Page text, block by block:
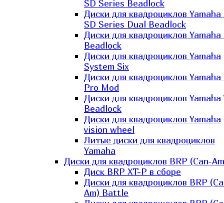
SD Series Beadlock
Диски для квадроциклов
SD Series Dual Beadlock
Диски для квадроциклов Yamaha
Beadlock
Диски для квадроциклов Yamaha
System Six
Диски для квадроциклов Yamaha
Pro Mod
Диски для квадроциклов Yamaha
Beadlock
Диски для квадроциклов Yamaha
vision wheel
Литые диски для квадроциклов
Yamaha
Диски для квадроциклов BRP (Can-
Диск BRP XT-P в сборе
Диски для квадроциклов BRP
Am) Battle